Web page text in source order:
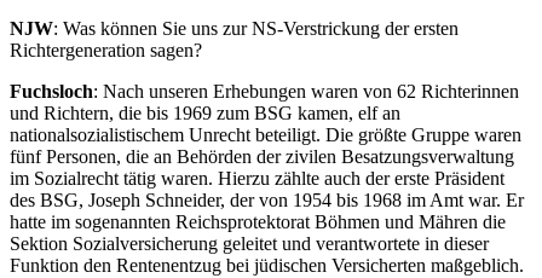
NJW: Was können Sie uns zur NS-Verstrickung der ersten
Richtergeneration sagen?
Fuchsloch: Nach unseren Erhebungen waren von 62 Richterinnen
und Richtern, die bis 1969 zum BSG kamen, elf an
nationalsozialistischem Unrecht beteiligt. Die größte Gruppe waren
fünf Personen, die an Behörden der zivilen Besatzungsverwaltung
im Sozialrecht tätig waren. Hierzu zählte auch der erste Präsident
des BSG, Joseph Schneider, der von 1954 bis 1968 im Amt war. Er
hatte im sogenannten Reichsprotektorat Böhmen und Mähren die
Sektion Sozialversicherung geleitet und verantwortete in dieser
Funktion den Rentenentzug bei jüdischen Versicherten maßgeblich.